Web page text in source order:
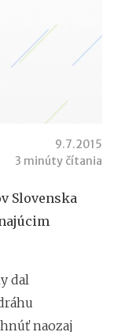
9.7.2015
3 minúty čítania
Slovenska
dal
naozaj